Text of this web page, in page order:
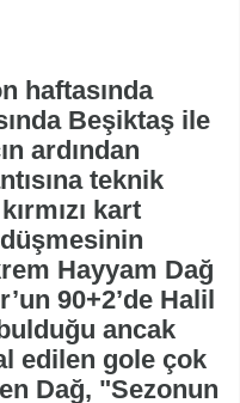
haftasında
Beşiktaş ile
ardından
teknik
kart
Hayyam Dağ
90+2’de Halil
ancak
edilen gole çok
Dağ, "Sezonun